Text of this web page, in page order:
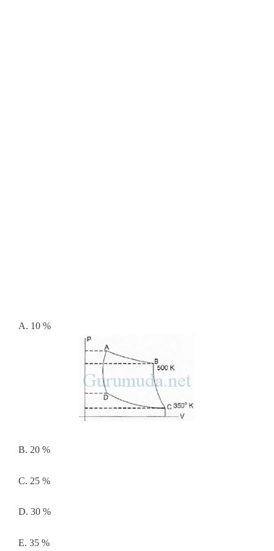
A. 10 %
B. 20 %
C. 25 %
D. 30 %
E. 35 %